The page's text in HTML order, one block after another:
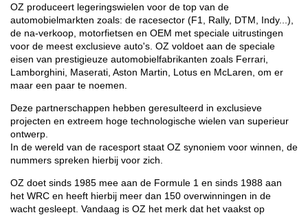
DOWNLOAD AREA
GPSR
OZ produceert legeringswielen voor de top van de
automobielmarkten zoals: de racesector (F1, Rally, DTM, Indy...),
de na-verkoop, motorfietsen en OEM met speciale uitrustingen
voor de meest exclusieve auto's. OZ voldoet aan de speciale
eisen van prestigieuze automobielfabrikanten zoals Ferrari,
Lamborghini, Maserati, Aston Martin, Lotus en McLaren, om er
maar een paar te noemen.
Deze partnerschappen hebben geresulteerd in exclusieve
projecten en extreem hoge technologische wielen van superieur
ontwerp.
In de wereld van de racesport staat OZ synoniem voor winnen, de
nummers spreken hierbij voor zich.
OZ doet sinds 1985 mee aan de Formule 1 en sinds 1988 aan
het WRC en heeft hierbij meer dan 150 overwinningen in de
wacht gesleept. Vandaag is OZ het merk dat het vaakst op